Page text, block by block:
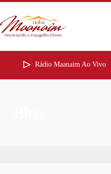
Rádio Maanaim Ao Vivo